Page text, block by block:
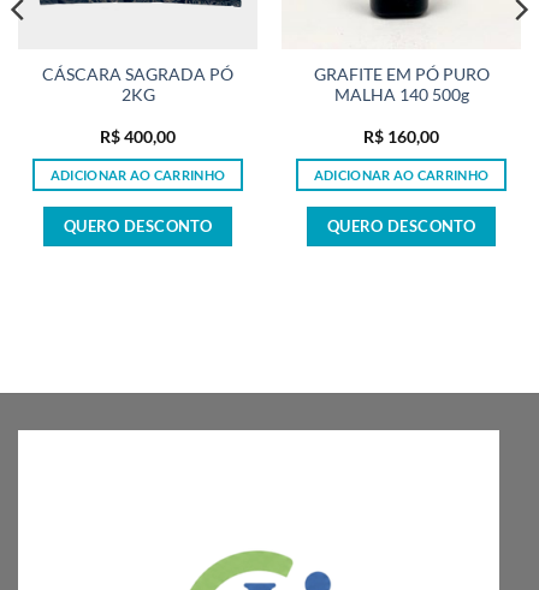
CÁSCARA SAGRADA PÓ
2KG
R$400,00
ADICIONAR AO CARRINHO
QUERO DESCONTO
GRAFITE EM PÓ PURO
MALHA 140 500g
R$ 160,00
ADICIONAR AO CARRINHO
QUERO DESCONTO